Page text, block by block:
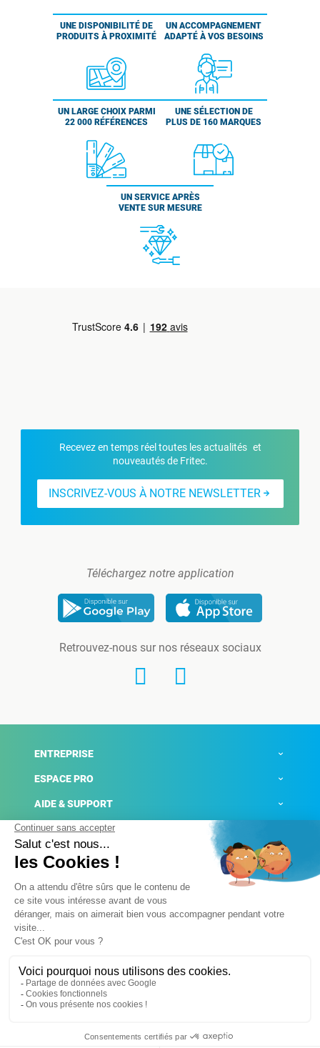
UNE DISPONIBILITÉ DE
PRODUITS À PROXIMITÉ
UN ACCOMPAGNEMENT
ADAPTÉ À VOS BESOINS
UN LARGE CHOIX PARMI
22 000 RÉFÉRENCES
UNE SÉLECTION DE
PLUS DE 160 MARQUES
UN SERVICE APRÈS
VENTE SUR MESURE
Recevez en temps réel toutes les actualités et
nouveautés de Fritec.
INSCRIVEZ-VOUS À NOTRE NEWSLETTER
Téléchargez notre application
Retrouvez-nous sur nos réseaux sociaux
ENTREPRISE
ESPACE PRO
AIDE & SUPPORT
ACTUALITÉS
Mentions légales
Conditions générales de ventes
Plateforme de signalement